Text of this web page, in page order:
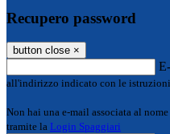
Recupero password
button close ×
all'indirizzo indicato con le istruzioni
Non hai una e-mail associata al
tramite la Login Spaggiari